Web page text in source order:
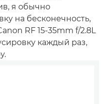
я обычно
на бесконечность,
RF 15-35mm f/2.8L
каждый раз,